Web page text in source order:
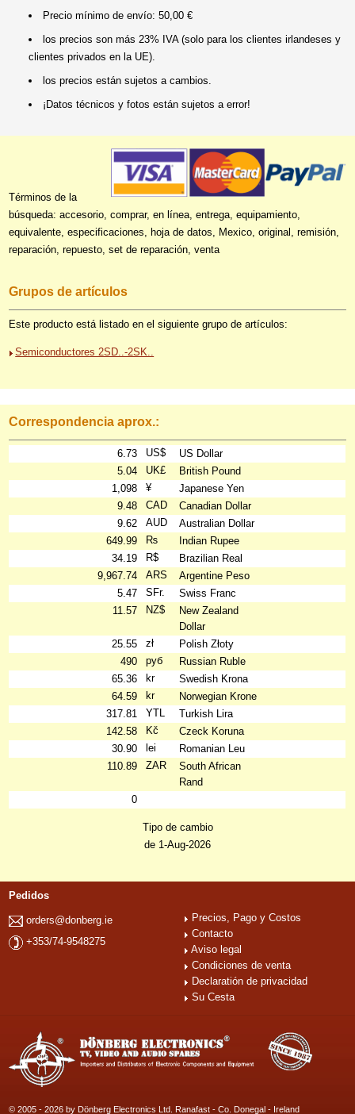
Precio mínimo de envío: 50,00 €
los precios son más 23% IVA (solo para los clientes irlandeses y
clientes privados en la UE).
los precios están sujetos a cambios.
¡Datos técnicos y fotos están sujetos a error!
Términos de la
búsqueda: accesorio, comprar, en línea, entrega, equipamiento,
equivalente, especificaciones, hoja de datos, Mexico, original, remisión,
reparación, repuesto, set de reparación, venta
Grupos de artículos
Este producto está listado en el siguiente grupo de artículos:
Semiconductores 2SD..-2SK..
Correspondencia aprox.:
6.73 US$
US Dollar
5.04
UK£
British Pound
1,098
¥
Japanese Yen
9.48
CAD
Canadian Dollar
9.62
AUD
Australian Dollar
649.99
₨
Indian Rupee
34.19
R$
Brazilian Real
9,967.74
ARS
Argentine Peso
5.47
SFr.
Swiss Franc
11.57
NZ$
New Zealand
Dollar
25.55
zł
Polish Złoty
490
руб
Russian Ruble
65.36
kr
Swedish Krona
64.59
kr
Norwegian Krone
317.81
YTL
Turkish Lira
142.58
Kč
Czeck Koruna
30.90
lei
Romanian Leu
110.89
ZAR
South African
Rand
0
Tipo de cambio
de 1-Aug-2026
Pedidos
orders@donberg.ie
+353/74-9548275
Precios, Pago y Costos
Contacto
Aviso legal
Condiciones de venta
Declaratión de privacidad
Su Cesta
© 2005 - 2026 by Dönberg Electronics Ltd. Ranafast - Co. Donegal - Ireland